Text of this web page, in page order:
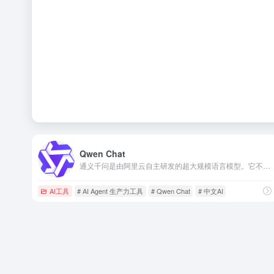
Qwen Chat
AI工具 # AI Agent 生产力工具 # Qwen Chat # 中文AI